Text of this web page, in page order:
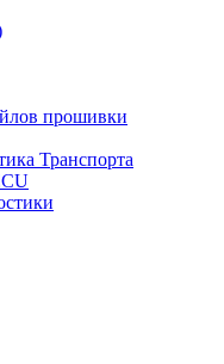
прошивки
Транспорта